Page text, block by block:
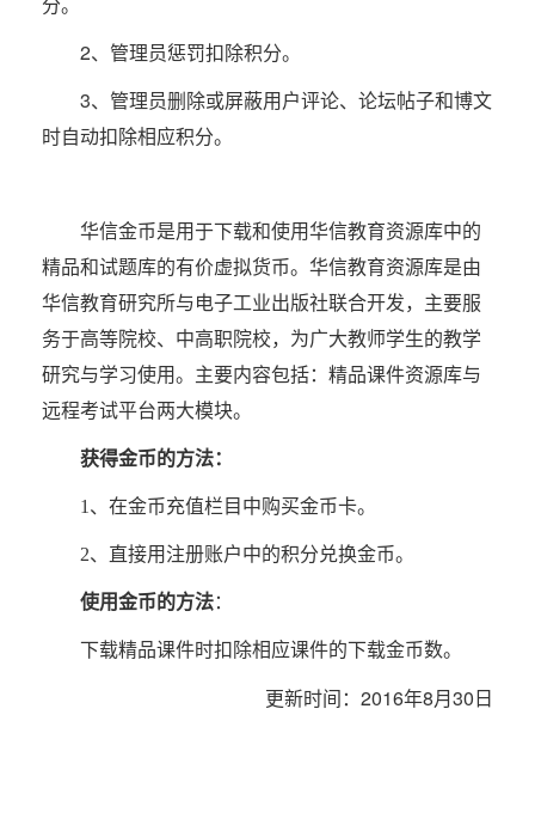
2、管理员惩罚扣除积分。
3、管理员删除或屏蔽用户评论、论坛帖子和博文
时自动扣除相应积分。
华信金币是用于下载和使用华信教育资源库中的
精品和试题库的有价虚拟货币。华信教育资源库是由
华信教育研究所与电子工业出版社联合开发，主要服
务于高等院校、中高职院校，为广大教师学生的教学
研究与学习使用。主要内容包括：精品课件资源库与
远程考试平台两大模块。
获得金币的方法：
1、在金币充值栏目中购买金币卡。
2、直接用注册账户中的积分兑换金币。
使用金币的方法：
下载精品课件时扣除相应课件的下载金币数。
更新时间：2016年8月30日